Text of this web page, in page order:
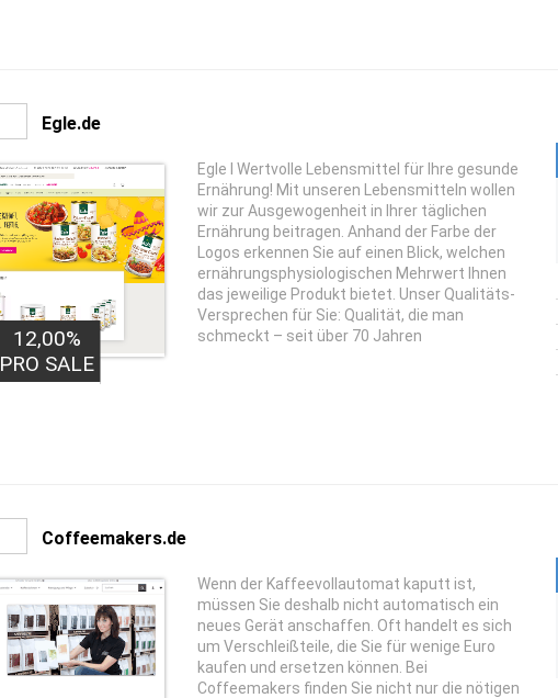
Egle.de
12,00%
PRO SALE
Egle l Wertvolle Lebensmittel für Ihre gesunde
Ernährung! Mit unseren Lebensmitteln wollen
wir zur Ausgewogenheit in Ihrer täglichen
Ernährung beitragen. Anhand der Farbe der
Logos erkennen Sie auf einen Blick, welchen
ernährungsphysiologischen Mehrwert Ihnen
das jeweilige Produkt bietet. Unser Qualitäts-
Versprechen für Sie: Qualität, die man
schmeckt – seit über 70 Jahren
Coffeemakers.de
Wenn der Kaffeevollautomat kaputt ist,
müssen Sie deshalb nicht automatisch ein
neues Gerät anschaffen. Oft handelt es sich
um Verschleißteile, die Sie für wenige Euro
kaufen und ersetzen können. Bei
Coffeemakers finden Sie nicht nur die nötigen